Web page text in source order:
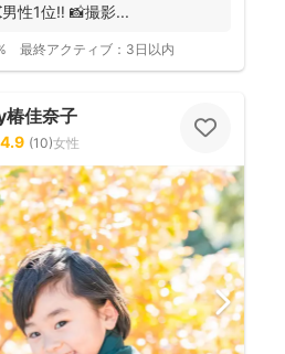
性1位‼️ 📸撮影...
最終アクティブ： 3日以内
佳奈子
4.9 (10)女性